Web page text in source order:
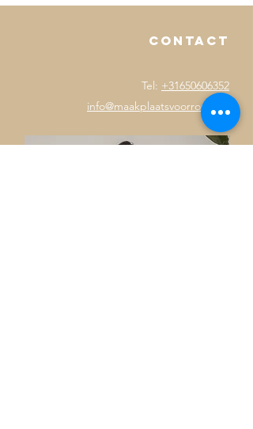
contact
Tel: +31650606352
info@maakplaatsvoorrouw.nl